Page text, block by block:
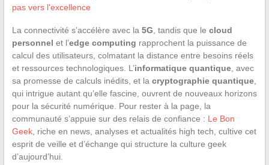
pas vers l'excellence
La connectivité s’accélère avec la 5G , tandis que le cloud
personnel et l’edge computing rapprochent la puissance de
calcul des utilisateurs, colmatant la distance entre besoins réels
et ressources technologiques. L’informatique quantique, avec
sa promesse de calculs inédits, et la cryptographie quantique,
qui intrigue autant qu’elle fascine, ouvrent de nouveaux horizons
pour la sécurité numérique. Pour rester à la page, la
communauté s’appuie sur des relais de confiance : Le Bon
Geek, riche en news, analyses et actualités high tech, cultive cet
esprit de veille et d’échange qui structure la culture geek
d’aujourd’hui.